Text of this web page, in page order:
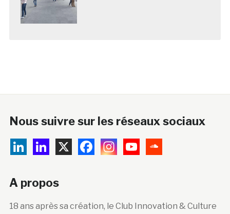
Nous suivre sur les réseaux sociaux
A propos
18 ans après sa création, le Club Innovation & Culture